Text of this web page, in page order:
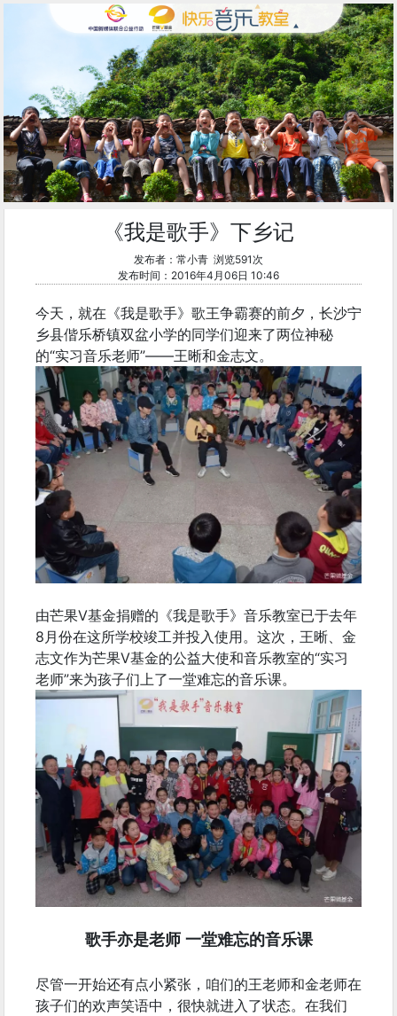
《我是歌手》下乡记
发布者：常小青 浏览591次
发布时间：2016年4月06日 10:46
今天，就在《我是歌手》歌王争霸赛的前夕，长沙宁
乡县偕乐桥镇双盆小学的同学们迎来了两位神秘
的“实习音乐老师”——王晰和金志文。
由芒果V基金捐赠的《我是歌手》音乐教室已于去年
8月份在这所学校竣工并投入使用。这次，王晰、金
志文作为芒果V基金的公益大使和音乐教室的“实习
老师”来为孩子们上了一堂难忘的音乐课。
歌手亦是老师 一堂难忘的音乐课
尽管一开始还有点小紧张，咱们的王老师和金老师在
孩子们的欢声笑语中，很快就进入了状态。在我们